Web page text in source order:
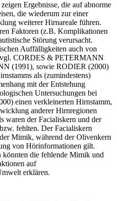
Ergebnisse, die auf abnorme
die wiederum zur einer
weiterer Hirnareale führen.
Faktoren (z.B. Komplikationen
Störung verursacht.
Auffälligkeiten auch von
CORDES & PETERMANN
(1991), sowie RODIER (2000)
als (zumindestens)
mit der Entstehung
Untersuchungen bei
einen verkleinerten Hirnstamm,
anderer Hirnregionen
waren der Facialiskern und der
fehlten. Der Facialiskern
Mimik, während der Olivenkern
von Hörinformationen gilt.
könnten die fehlende Mimik und
auf
erklären.